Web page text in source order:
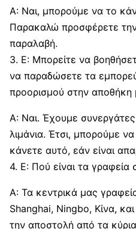
Α: Ναι, μπορούμε να το
Παρακαλώ προσφέρετε την
παραλαβή.
3. Ε: Μπορείτε να
να παραδώσετε τα
προορισμού στην αποθήκη
Α: Ναι. Έχουμε
λιμάνια. Έτσι, μπορούμε
κάνετε αυτό, εάν είναι
4. Ε: Πού είναι τα γραφεία
Α: Τα κεντρικά μας
Shanghai, Ningbo, Κίνα,
την αποστολή από τα